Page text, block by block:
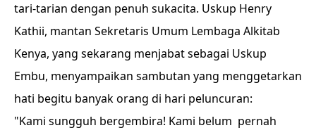
tari-tarian dengan penuh sukacita. Uskup Henry
Kathii, mantan Sekretaris Umum Lembaga Alkitab
Kenya, yang sekarang menjabat sebagai Uskup
Embu, menyampaikan sambutan yang menggetarkan
hati begitu banyak orang di hari peluncuran:
"Kami sungguh bergembira! Kami belum pernah